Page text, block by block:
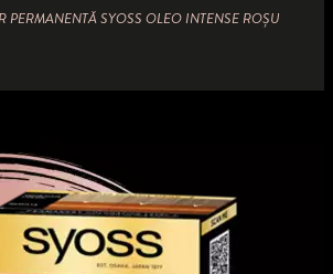
PERMANENTĂ SYOSS OLEO INTENSE ROȘU